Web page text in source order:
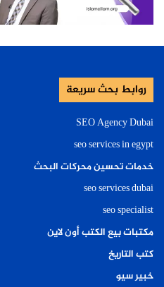
روابط بحث سريعة
SEO Agency Dubai
seo services in egypt
خدمات تحسين محركات البحث
seo services dubai
seo specialist
مكتبات بيع الكتب أون لاين
كتب التاريخ
خبير سيو